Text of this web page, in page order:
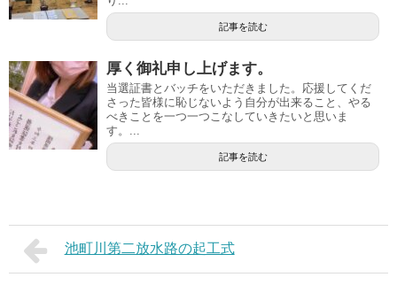
記事を読む
厚く御礼申し上げます。
当選証書とバッチをいただきました。応援してくだ
さった皆様に恥じないよう自分が出来ること、やる
べきことを一つ一つこなしていきたいと思いま
す。...
記事を読む
池町川第二放水路の起工式